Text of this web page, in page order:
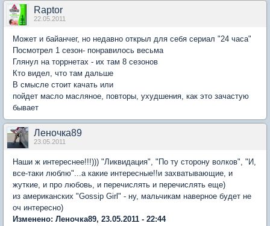
Raptor
22.05.2011
Может и байанчег, но недавно открыл для себя сериал "24 часа"
Посмотрел 1 сезон- понравилось весьма
Глянул на торрнетах - их там 8 сезонов
Кто видел, что там дальше
В смысле стоит качать или
пойдет масло масляное, повторы, ухудшения, как это зачастую
бывает
Леночка89
23.05.2011
Наши ж интереснее!!!))) "Ликвидация", "По ту сторону волков", "И,
все-таки люблю"...а какие интересные!!и захватывающие, и
жуткие, и про любовь, и перечислять и перечислять еще)
из американских "Gossip Girl" - ну, мальчикам наверное будет не
оч интересно)
Изменено: Леночка89, 23.05.2011 - 22:44